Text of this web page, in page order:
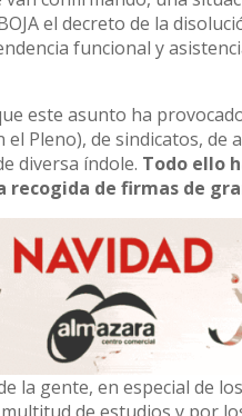
el decreto de la
funcional y
este asunto ha
Pleno), de sindicatos, de
diversa índole. Todo ello
de firmas de
la gente, en especial de